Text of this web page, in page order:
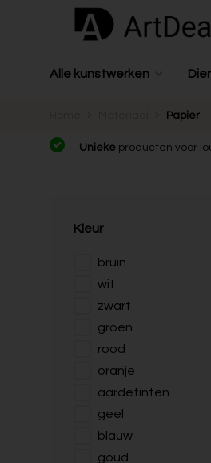
Alle kunstwerken
Papier
Unieke producten voor
Kleur
bruin
wit
zwart
groen
rood
oranje
aardetinten
geel
blauw
goud